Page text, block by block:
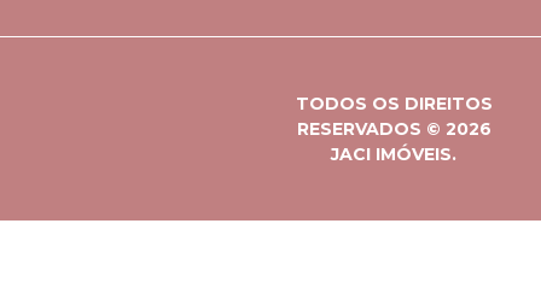
TODOS OS DIREITOS
RESERVADOS © 2026
JACI IMÓVEIS.